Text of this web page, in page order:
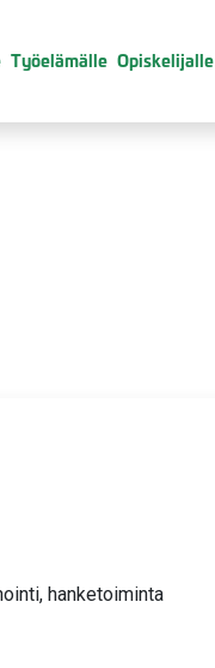
Työelämälle Opiskelijalle
hanketoiminta